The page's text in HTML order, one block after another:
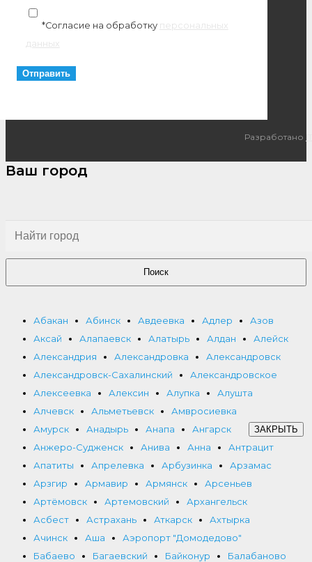
*Согласие на обработку персональных
данных
Разработано
Ваш город
Поиск
Абакан Абинск Авдеевка Адлер
Азов
Аксай
Алапаевск Алатырь Алдан
Алейск
Александрия
Александровка
Александровск
Александровск-Сахалинский
Александровское
Алексеевка
Алексин Алупка
Алушта
Алчевск
Альметьевск
Амвросиевка
Амурск
Анадырь Анапа
Ангарск
Анжеро-Судженск
Анива Анна
Антрацит
Апатиты
Апрелевка Арбузинка
Арзамас
Арзгир
Армавир Армянск
Арсеньев
Артёмовск
Артемовский
Архангельск
Асбест
Астрахань Аткарск
Ахтырка
Ачинск
Аша
Аэропорт "Домодедово"
Бабаево
Багаевский Байконур
Балабаново
ЗАКРЫТЬ